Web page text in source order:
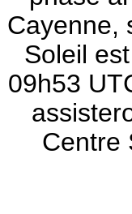
Cayenne,
Soleil
09h53
Centre